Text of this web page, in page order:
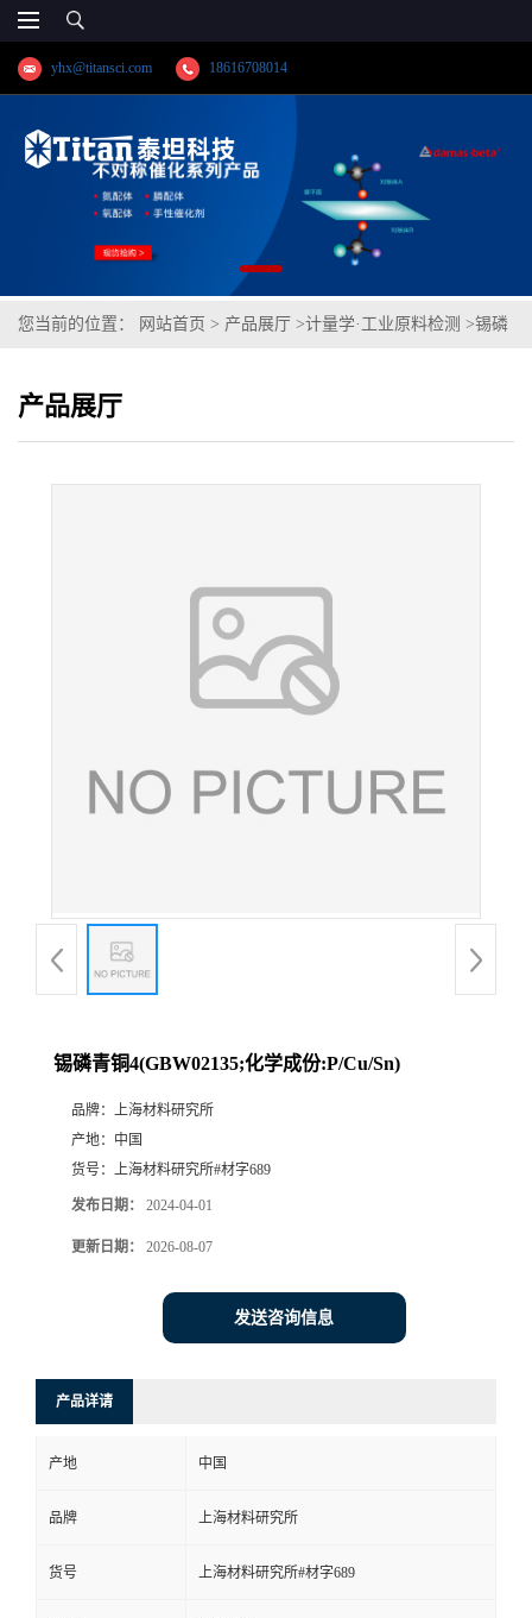
yhx@titansci.com 18616708014
您当前的位置： 网站首页 > 产品展厅 >计量学·工业原料检测 >锡磷
产品展厅
锡磷青铜4(GBW02135;化学成份:P/Cu/Sn)
品牌： 上海材料研究所
产地： 中国
货号： 上海材料研究所#材字689
发布日期： 2024-04-01
更新日期： 2026-08-07
发送咨询信息
产品详请
产地 中国
品牌 上海材料研究所
货号 上海材料研究所#材字689